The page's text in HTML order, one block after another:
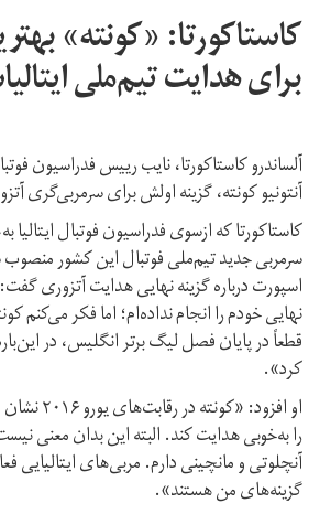
کاستاکورتا: «کونته»
برای هدایت تیم‌ملی
آلساندرو کاستاکورتا، نایب رییس فدراسیون
آنتونیو کونته، گزینه اولش برای سرمربی‌گری
کاستاکورتا که ازسوی فدراسیون فوتبال
سرمربی جدید تیم‌ملی فوتبال این کشور منصوب
اسپورت درباره گزینه نهایی هدایت آتزوری
نهایی خودم را انجام نداده‌ام؛ اما فکر می‌کنم
قطعاً در پایان فصل لیگ برتر انگلیس، در
کرد».
او افزود:
را به‌خوبی هدایت کند. البته این بدان معنی
آنچلوتی و مانچینی دارم. مربی‌های ایتالیایی
گزینه‌های من هستند».